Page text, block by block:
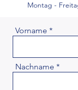
Montag -
Vorname
Nachname